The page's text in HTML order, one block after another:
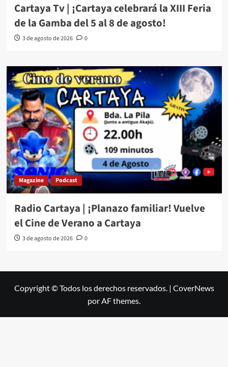
Cartaya Tv | ¡Cartaya celebrará la XIII Feria
de la Gamba del 5 al 8 de agosto!
3 de agosto de 2026 0
Magazine Podcast
Radio Cartaya | ¡Planazo familiar! Vuelve
el Cine de Verano a Cartaya
3 de agosto de 2026 0
Copyright © Todos los derechos reservados. | CoverNews
por AF themes.